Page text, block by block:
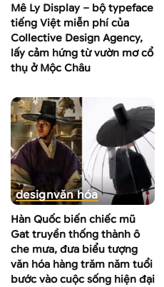
Mê Ly Display – bộ typeface
tiếng Việt miễn phí của
Collective Design Agency,
lấy cảm hứng từ vườn mơ cổ
thụ ở Mộc Châu
designvăn hóa
Hàn Quốc biến chiếc mũ
Gat truyền thống thành ô
che mưa, đưa biểu tượng
văn hóa hàng trăm năm tuổi
bước vào cuộc sống hiện đại